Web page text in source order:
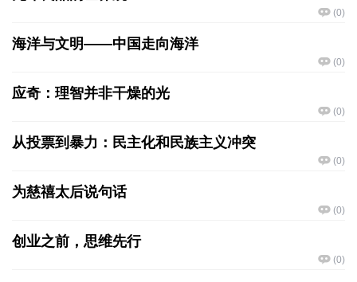
(0)
海洋与文明——中国走向海洋
(0)
应奇：理智并非干燥的光
(0)
从投票到暴力：民主化和民族主义冲突
(0)
为慈禧太后说句话
(0)
创业之前，思维先行
(0)